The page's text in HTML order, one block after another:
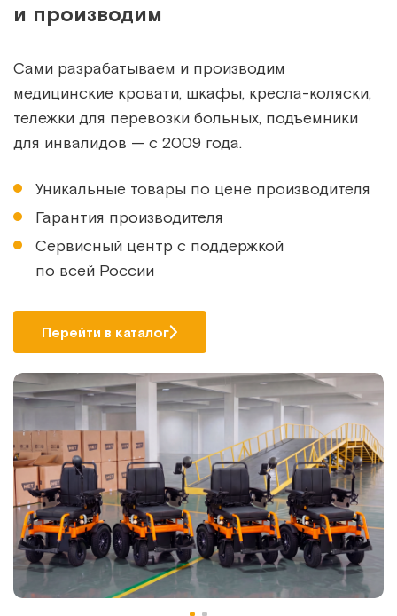
и производим
Сами разрабатываем и производим
медицинские кровати, шкафы, кресла-коляски,
тележки для перевозки больных, подъемники
для инвалидов — с 2009 года.
Уникальные товары по цене производителя
Гарантия производителя
Сервисный центр с поддержкой
по всей России
Перейти в каталог